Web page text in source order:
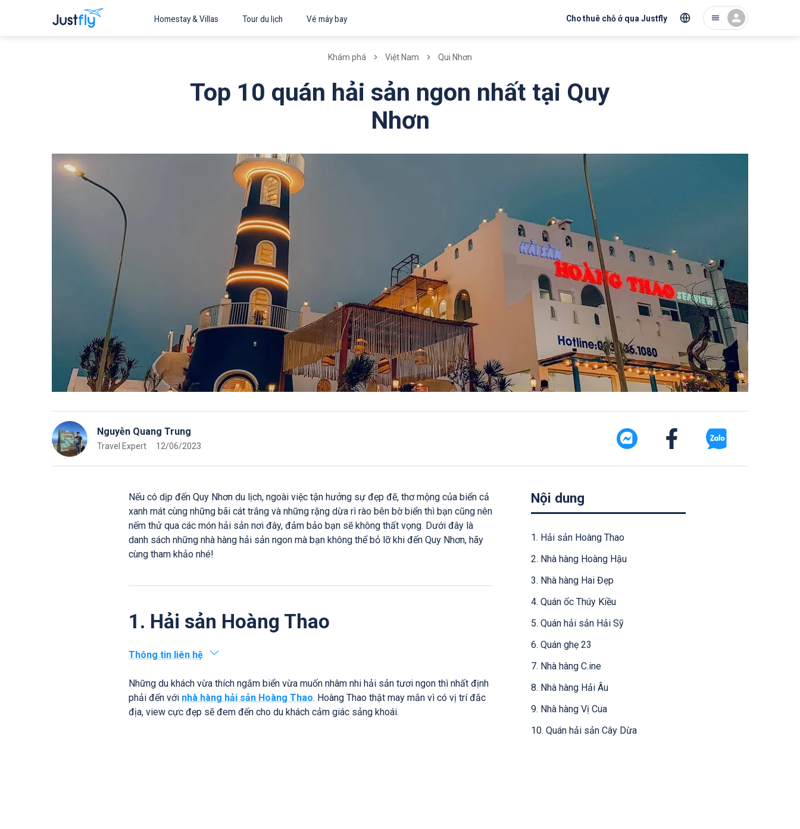
Homestay & Villas Tour du lịch Vé máy bay Cho thuê chỗ ở qua Justfly
Khám phá Việt Nam Qui Nhơn
Top 10 quán hải sản ngon nhất tại Quy
Nhơn
Nguyễn Quang Trung
Travel Expert 12/06/2023
Nếu có dịp đến Quy Nhơn du lịch, ngoài việc tận hưởng sự đẹp đẽ, thơ mộng của biển cả
xanh mát cùng những bãi cát trắng và những rặng dừa rì rào bên bờ biển thì bạn cũng nên
nếm thử qua các món hải sản nơi đây, đảm bảo bạn sẽ không thất vọng. Dưới đây là
danh sách những nhà hàng hải sản ngon mà bạn không thể bỏ lỡ khi đến Quy Nhơn, hãy
cùng tham khảo nhé!
1. Hải sản Hoàng Thao
Thông tin liên hệ
Những du khách vừa thích ngắm biển vừa muốn nhâm nhi hải sản tươi ngon thì nhất định
phải đến với nhà hàng hải sản Hoàng Thao. Hoàng Thao thật may mắn vì có vị trí đắc
địa, view cực đẹp sẽ đem đến cho du khách cảm giác sảng khoái.
Nội dung
1. Hải sản Hoàng Thao
2. Nhà hàng Hoàng Hậu
3. Nhà hàng Hai Đẹp
4. Quán ốc Thúy Kiều
5. Quán hải sản Hải Sỹ
6. Quán ghẹ 23
7. Nhà hàng C.ine
8. Nhà hàng Hải Âu
9. Nhà hàng Vị Cua
10. Quán hải sản Cây Dừa